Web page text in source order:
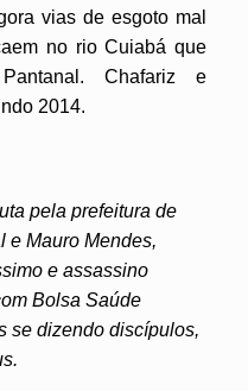
vias de esgoto mal
no rio Cuiabá que
Chafariz e
2014.
pela prefeitura de
e Mauro Mendes,
e assassino
Bolsa Saúde
se dizendo discípulos,